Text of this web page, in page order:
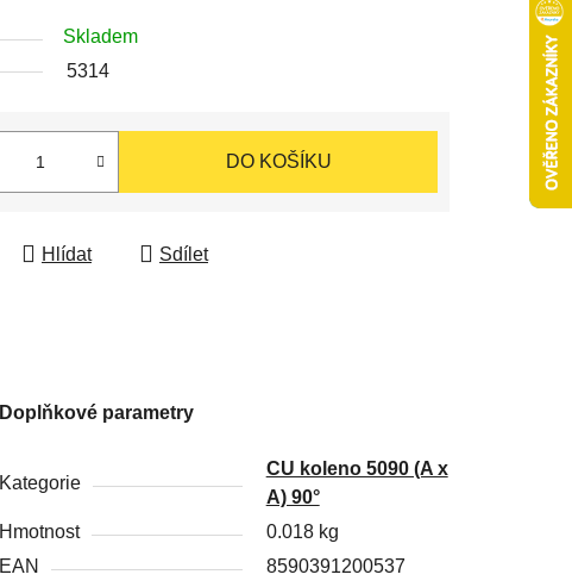
Skladem
5314
DO KOŠÍKU
Hlídat Sdílet
Doplňkové parametry
Kategorie
CU koleno 5090 (A x
A) 90°
Hmotnost
0.018 kg
EAN
8590391200537